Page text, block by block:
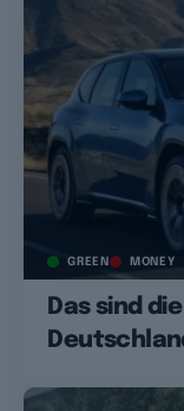
GREEN MONEY
Das sind